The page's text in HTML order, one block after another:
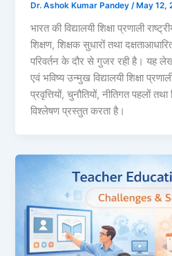
Dr. Ashok Kumar Pandey/ May 12,
भारत की विद्यालयी शिक्षा प्रणाली
शिक्षण, शिक्षक सुधारों तथा
परिवर्तन के दौर से गुजर रही है। यह
एवं भविष्य उन्मुख विद्यालयी शिक्षा
प्रवृत्तियों, चुनौतियों, नीतिगत पहलों
विश्लेषण प्रस्तुत करता है।